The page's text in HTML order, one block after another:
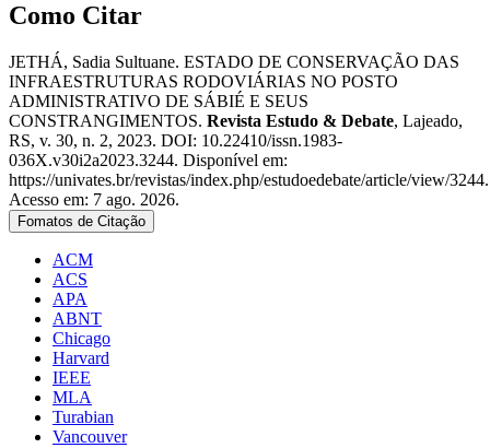
Como Citar
JETHÁ, Sadia Sultuane. ESTADO DE CONSERVAÇÃO DAS
INFRAESTRUTURAS RODOVIÁRIAS NO POSTO
ADMINISTRATIVO DE SÁBIÉ E SEUS
CONSTRANGIMENTOS. Revista Estudo & Debate, Lajeado,
RS, v. 30, n. 2, 2023. DOI: 10.22410/issn.1983-
036X.v30i2a2023.3244. Disponível em:
https://univates.br/revistas/index.php/estudoedebate/article/view/3244.
Acesso em: 7 ago. 2026.
Fomatos de Citação
ACM
ACS
APA
ABNT
Chicago
Harvard
IEEE
MLA
Turabian
Vancouver